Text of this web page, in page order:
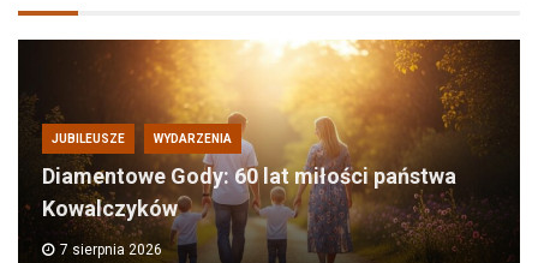
JUBILEUSZE WYDARZENIA
Diamentowe Gody: 60 lat miłości państwa
Kowalczyków
7 sierpnia 2026